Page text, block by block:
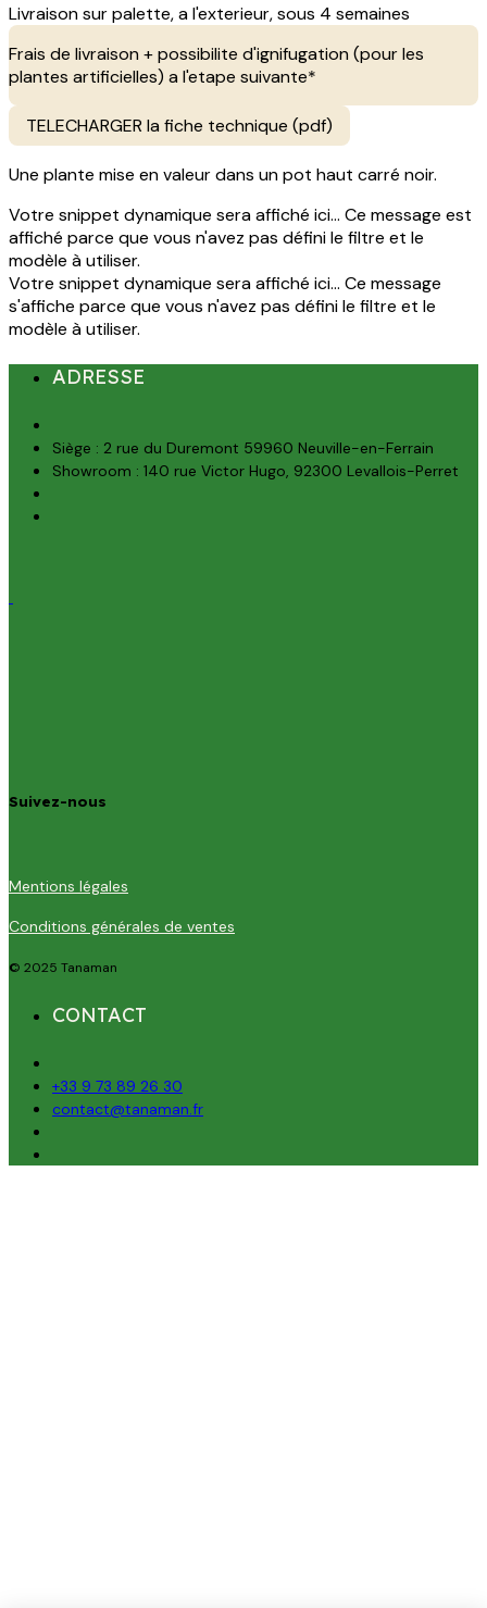
Livraison sur palette, a l'exterieur, sous 4 semaines
Frais de livraison + possibilite d'ignifugation (pour les
plantes artificielles) a l'etape suivante*
TELECHARGER la fiche technique (pdf)
Une plante mise en valeur dans un pot haut carré noir.
Votre snippet dynamique sera affiché ici... Ce message est
affiché parce que vous n'avez pas défini le filtre et le
modèle à utiliser.
Votre snippet dynamique sera affiché ici... Ce message
s'affiche parce que vous n'avez pas défini le filtre et le
modèle à utiliser.
ADRESSE
Siège : 2 rue du Duremont 59960 Neuville-en-Ferrain
Showroom : 140 rue Victor Hugo, 92300 Levallois-Perret
Suivez-nous
Mentions légales
Conditions générales de ventes
© 2025 Tanaman
CONTACT
+33 9 73 89 26 30
contact@tanaman.fr